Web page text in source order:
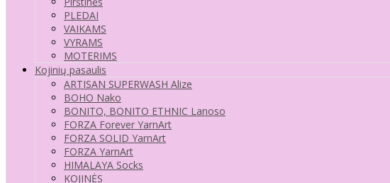
PLEDAI
VAIKAMS
VYRAMS
MOTERIMS
Kojinių pasaulis
ARTISAN SUPERWASH Alize
BOHO Nako
BONITO, BONITO ETHNIC Lanoso
FORZA Forever YarnArt
FORZA SOLID YarnArt
FORZA YarnArt
HIMALAYA Socks
KOJINĖS